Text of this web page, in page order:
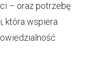
– oraz potrzebę
która wspiera